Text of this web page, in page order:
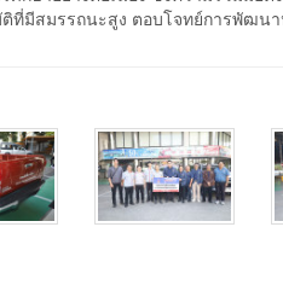
มีสมรรถนะสูง ตอบโจทย์การพัฒนา